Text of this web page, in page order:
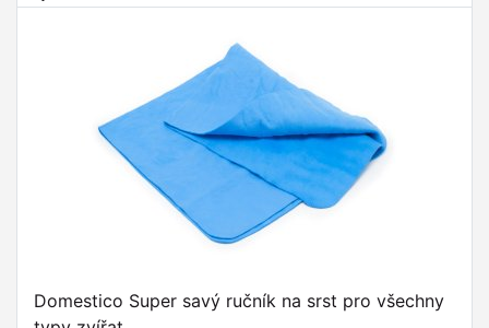
Domestico Super savý ručník na srst pro všechny